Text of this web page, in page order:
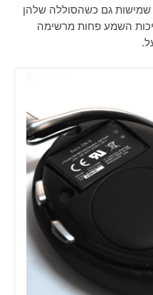
שמישות גם כשהסוללה שלהן
השמע פחות מרשימה